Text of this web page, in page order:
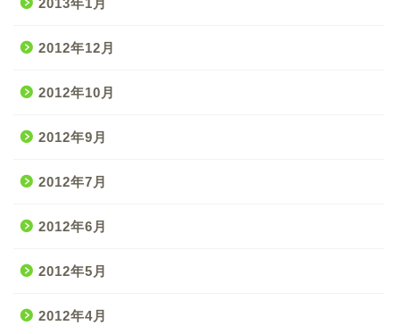
2012年12月
2012年10月
2012年9月
2012年7月
2012年6月
2012年5月
2012年4月